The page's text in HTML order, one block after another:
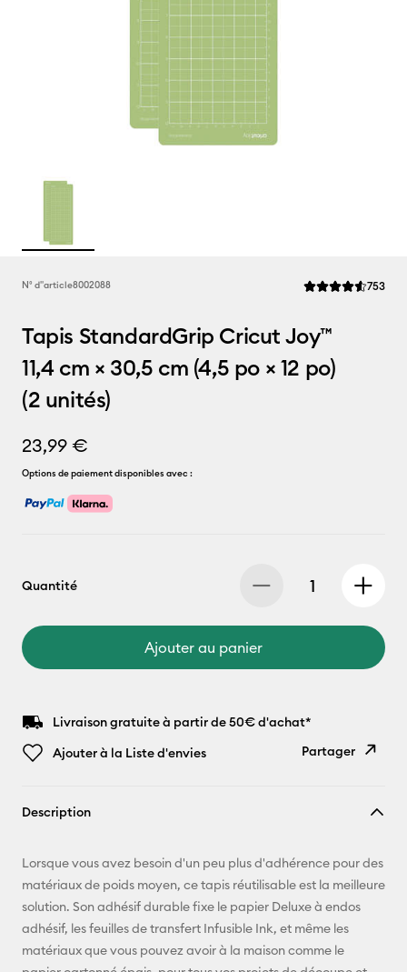
N° d''article8002088 La note moyenne
753
Tapis StandardGrip Cricut Joy™
11,4 cm × 30,5 cm (4,5 po × 12 po)
(2 unités)
23,99 €
Options de paiement disponibles avec :
Quantité
Ajouter au panier
Livraison gratuite à partir de 50€ d'achat*
Ajouter à la Liste d'envies
Partager
Pinterest
Facebook
Description
Lorsque vous avez besoin d'un peu plus d'adhérence pour des
matériaux de poids moyen, ce tapis réutilisable est la meilleure
solution. Son adhésif durable fixe le papier Deluxe à endos
adhésif, les feuilles de transfert Infusible Ink, et même les
matériaux que vous pouvez avoir à la maison comme le